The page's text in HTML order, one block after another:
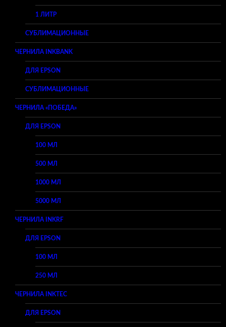
1 ЛИТР
СУБЛИМАЦИОННЫЕ
ЧЕРНИЛА INKBANK
ДЛЯ EPSON
СУБЛИМАЦИОННЫЕ
ЧЕРНИЛА «ПОБЕДА»
ДЛЯ EPSON
100 МЛ
500 МЛ
1000 МЛ
5000 МЛ
ЧЕРНИЛА INKRF
ДЛЯ EPSON
100 МЛ
250 МЛ
ЧЕРНИЛА INKTEC
ДЛЯ EPSON